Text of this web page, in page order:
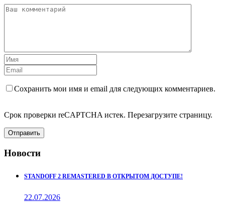
Сохранить мои имя и email для следующих комментариев.
Срок проверки reCAPTCHA истек. Перезагрузите страницу.
Отправить
Новости
STANDOFF 2 REMASTERED В ОТКРЫТОМ ДОСТУПЕ!
22.07.2026